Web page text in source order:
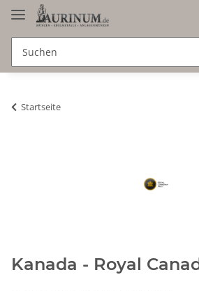
Startseite
Kanada - Royal